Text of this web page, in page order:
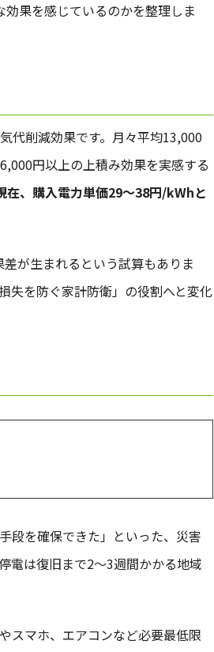
果を感じているのかを整理しま
代削減効果です。月々平均13,000
円以上の上積み効果を実感する
、購入電力単価29〜38円/kWhと
が生まれるという試算もありま
失を防ぐ家計防衛」の役割へと変化
段を確保できた」といった、災害
電は復旧まで2〜3週間かかる地域
スマホ、エアコンなど必要最低限